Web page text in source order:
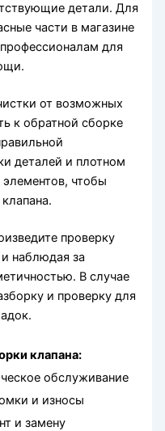
детали. Для
части в магазине
для
от возможных
к обратной сборке
деталей и плотном
чтобы
проверку
наблюдая за
В случае
и проверку для
клапана:
обслуживание
и износы
и замену